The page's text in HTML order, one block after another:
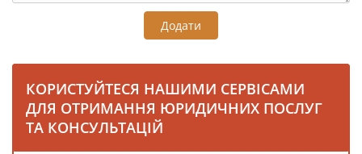
Додати
КОРИСТУЙТЕСЯ НАШИМИ СЕРВІСАМИ
ДЛЯ ОТРИМАННЯ ЮРИДИЧНИХ ПОСЛУГ
ТА КОНСУЛЬТАЦІЙ